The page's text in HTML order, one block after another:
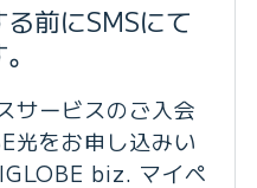
前にSMSにて
サービスのご入会
光をお申し込みい
biz. マイペ